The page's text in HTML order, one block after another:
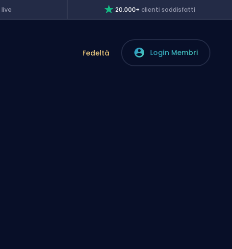
live 20.000+clienti soddisfatti
Fedeltà Login Membri